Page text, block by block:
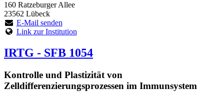
160 Ratzeburger Allee
23562 Lübeck
E-Mail senden
Link zur Institution
IRTG - SFB 1054
Kontrolle und Plastizität von
Zelldifferenzierungsprozessen im Immunsystem